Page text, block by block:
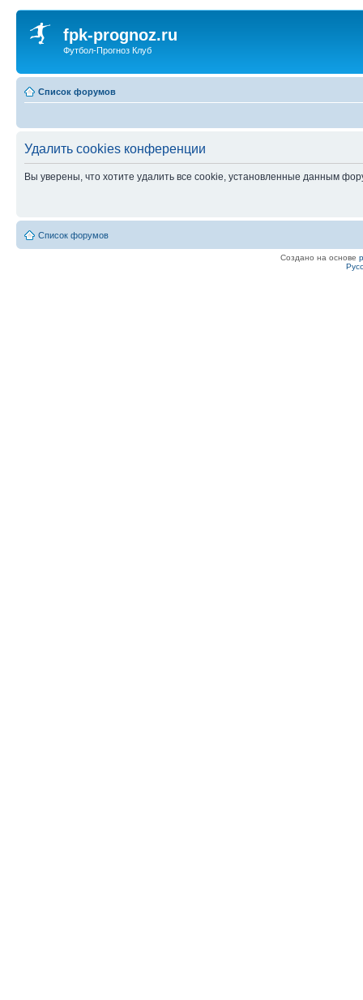
fpk-prognoz.ru
Футбол-Прогноз Клуб
Список форумов
Удалить cookies конференции
Вы уверены, что хотите удалить все cookie, установленные данным
Список форумов
Создано на основе